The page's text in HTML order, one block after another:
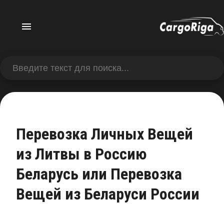
Перевозка Личных Вещей
из Литвы в Россию
Беларусь или Перевозка
Вещей из Беларуси России